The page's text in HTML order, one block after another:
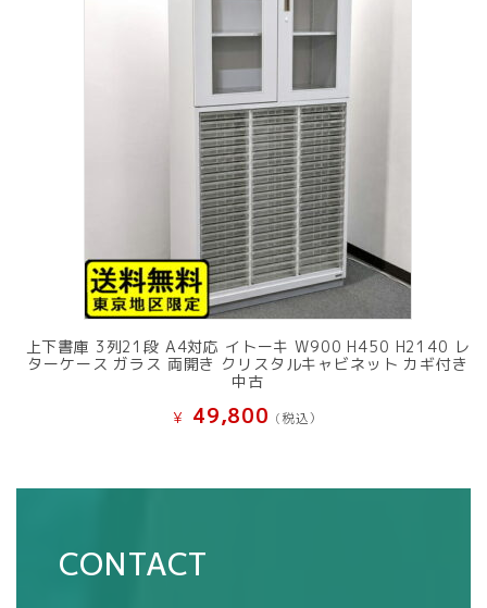
上下書庫 3列21段 A4対応 イトーキ W900 H450 H2140 レ
ターケース ガラス 両開き クリスタルキャビネット カギ付き
中古
¥ 49,800 (税込）
CONTACT